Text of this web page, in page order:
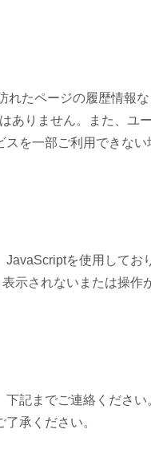
たページの履歴情報
ありません。また、ユ
を一部ご利用できな
を使用してお
示されないまたは操作
記までご連絡くださ
承ください。